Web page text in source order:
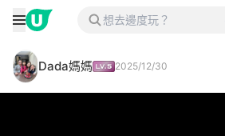
Dada媽媽 2025/12/30